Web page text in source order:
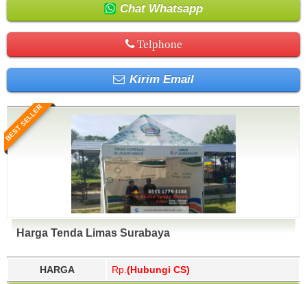
Chat Whatsapp
Telphone
Kirim Email
BEST SELLER
Harga Tenda Limas Surabaya
HARGA Rp. (Hubungi CS)